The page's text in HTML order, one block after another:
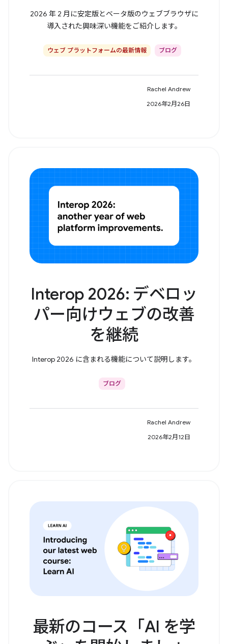
2026 年 2 月に安定版とベータ版のウェブブラウザに
導入された興味深い機能をご紹介します。
ウェブ プラットフォームの最新情報 ブログ
Rachel Andrew
2026年2月26日
Interop 2026: デベロッ
パー向けウェブの改善
を継続
Interop 2026 に含まれる機能について説明します。
ブログ
Rachel Andrew
2026年2月12日
最新のコース「AI を学